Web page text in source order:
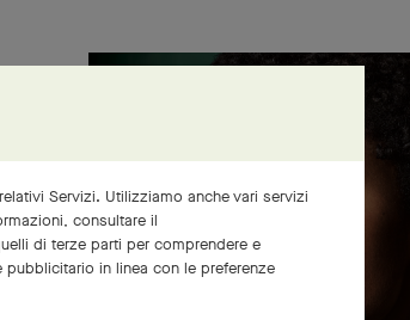
Servizi. Utilizziamo anche vari servizi
consultare il
di terze parti per comprendere e
in linea con le preferenze